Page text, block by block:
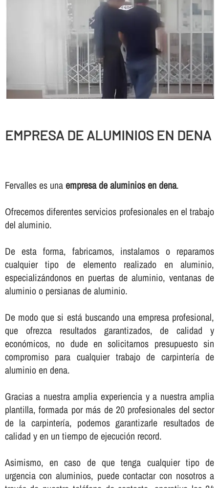
EMPRESA DE ALUMINIOS EN DENA
Fervalles es unaempresa de aluminios en dena.
Ofrecemos diferentes servicios profesionales en el trabajo
del aluminio.
De esta forma, fabricamos, instalamos o reparamos
cualquier tipo de elemento realizado en aluminio,
especializándonos en puertas de aluminio, ventanas de
aluminio o persianas de aluminio.
De modo que si está buscando una empresa profesional,
que ofrezca resultados garantizados, de calidad y
económicos, no dude en solicitarnos presupuesto sin
compromiso para cualquier trabajo de carpinterí­a de
aluminio en dena.
Gracias a nuestra amplia experiencia y a nuestra amplia
plantilla, formada por más de 20 profesionales del sector
de la carpinterí­a, podemos garantizarle resultados de
calidad y en un tiempo de ejecución record.
Asimismo, en caso de que tenga cualquier tipo de
urgencia con aluminios, puede contactar con nosotros a